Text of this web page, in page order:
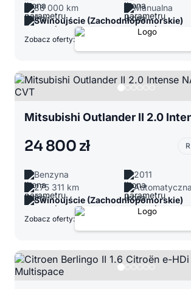
86 000 km
Manualna
Świnoujście (Zachodniopomorskie)
Zobacz oferty:
24 800 zł
Benzyna
2011
275 311 km
Automatyczna
Świnoujście (Zachodniopomorskie)
Zobacz oferty: